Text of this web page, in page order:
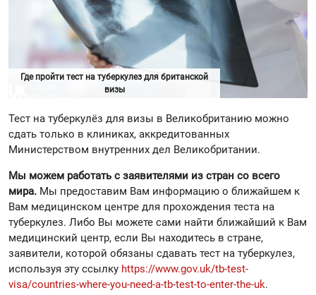
Где пройти тест на туберкулез для британской
визы
Тест на туберкулёз для визы в Великобританию можно
сдать только в клиниках, аккредитованных
Министерством внутренних дел Великобритании.
Мы можем работать с заявителями из стран со всего
мира. Мы предоставим Вам информацию о ближайшем к
Вам медицинском центре для прохождения теста на
туберкулез. Либо Вы можете сами найти ближайший к Вам
медицинский центр, если Вы находитесь в стране,
заявители, которой обязаны сдавать тест на туберкулез,
используя эту ссылку https://www.gov.uk/tb-test-
visa/countries-where-you-need-a-tb-test-to-enter-the-uk.